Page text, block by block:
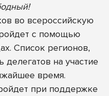
во всероссийскую
с помощью
Список регионов,
на участие
время.
при поддержке